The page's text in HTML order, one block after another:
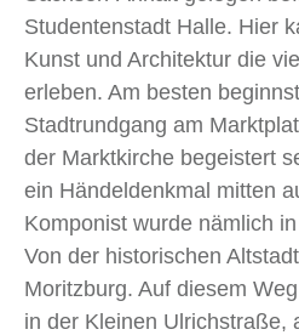
Studentenstadt Halle. Hier
Kunst und Architektur die
erleben. Am besten
Stadtrundgang am
der Marktkirche begeistert
ein Händeldenkmal mitten
Komponist wurde nämlich
Von der historischen
Moritzburg. Auf diesem
in der Kleinen Ulrichstraße,